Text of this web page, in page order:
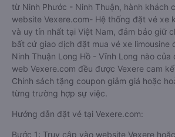
từ Ninh Phước - Ninh Thuận, hành khách
website Vexere.com- Hệ thống đặt vé xe
và uy tín nhất tại Việt Nam, đảm bảo giữ
bất cứ giao dịch đặt mua vé xe limousine
Ninh Thuận Long Hồ - Vĩnh Long nào
web Vexere.com đều được Vexere cam
Chính sách tặng coupon giảm giá hoặc
từng trường hợp sự việc.
Hướng dẫn đặt vé tại Vexere.com:
Bước 1: Truy cập vào website Vexere